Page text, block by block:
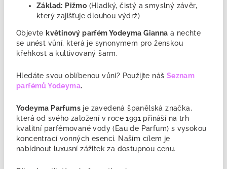
Základ: Pižmo (Hladký, čistý a smyslný závěr,
který zajišťuje dlouhou výdrž)
Objevte květinový parfém Yodeyma Gianna a nechte
se unést vůní, která je synonymem pro ženskou
křehkost a kultivovaný šarm.
Hledáte svou oblíbenou vůni? Použijte náš Seznam
parfémů Yodeyma.
Yodeyma Parfums je zavedenášpanělská značka,
která od svého založení v roce 1991 přináší na trh
kvalitní parfémované vody (Eau de Parfum) s vysokou
koncentrací vonných esencí. Naším cílem je
nabídnout luxusní zážitek za dostupnou cenu.